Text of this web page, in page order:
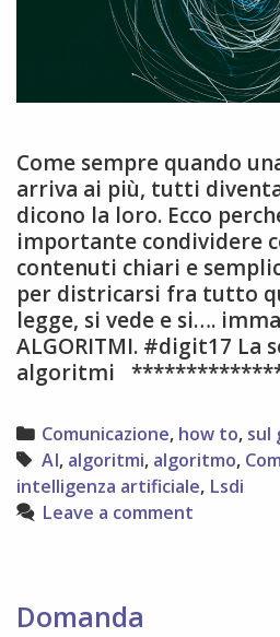
Come sempre quando
arriva ai più, tutti
dicono la loro. Ecco
importante condividere
contenuti chiari e
per districarsi fra tutto
legge, si vede e si….
ALGORITMI. #digit17 La
algoritmi
Categories
Comunicazione, how to, sul
Tags
AI, algoritmi, algoritmo,
intelligenza artificiale, Lsdi
Leave a comment
Domanda